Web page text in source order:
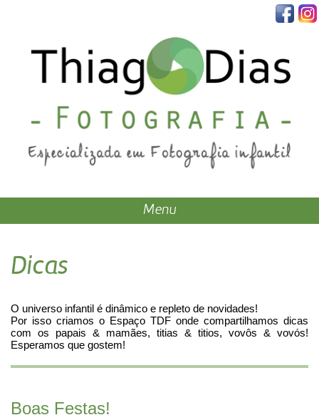
Menu
Dicas
O universo infantil é dinâmico e repleto de novidades!
Por isso criamos o Espaço TDF onde compartilhamos dicas
com os papais & mamães, titias & titios, vovôs & vovós!
Esperamos que gostem!
Boas Festas!